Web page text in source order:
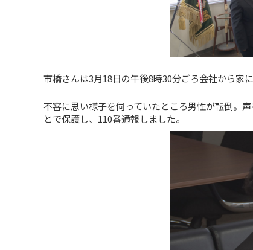
市橋さんは3月18日の午後8時30分ごろ会社から家
不審に思い様子を伺っていたところ男性が転倒。
とで保護し、110番通報しました。